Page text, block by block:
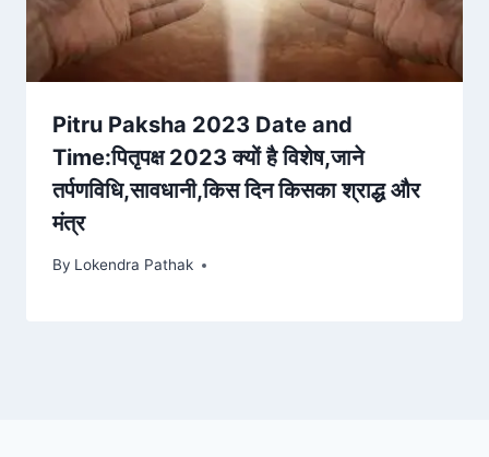
Pitru Paksha 2023 Date and
Time:पितृपक्ष 2023 क्यों है विशेष,जाने
तर्पणविधि,सावधानी,किस दिन किसका श्राद्ध और
मंत्र
By Lokendra Pathak